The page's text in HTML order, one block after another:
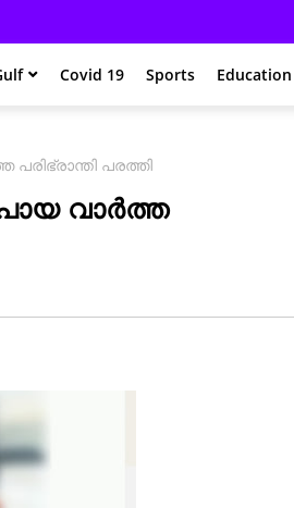
Covid 19 Sports Education
പരത്തി
വാർത്ത